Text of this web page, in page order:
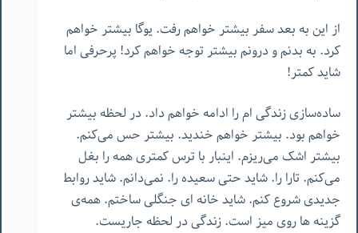
از این به بعد سفر بیشتر خواهم رفت. یوگا بیشتر خواهم
کرد. به بدنم و درونم بیشتر توجه خواهم کرد! پرحرفی اما
شاید کمتر!
ساده‌سازی زندگی ام را ادامه خواهم داد. در لحظه بیشتر
خواهم بود. بیشتر خواهم خندید. بیشتر حس می‌کنم.
بیشتر اشک می‌ریزم. اینبار با ترس کمتری همه را بغل
می‌کنم. تارا را. شاید حتی سعیده را. نمی‌دانم. شاید روابط
جدیدی شروع کنم. شاید خانه ای جنگلی ساختم. همه‌ی
گزینه ها روی میز است. زندگی در لحظه جاریست.